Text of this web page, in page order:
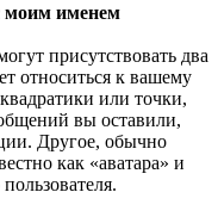
моим именем
присутствовать два
относиться к вашему
или точки,
вы оставили,
Другое, обычно
как «аватара» и